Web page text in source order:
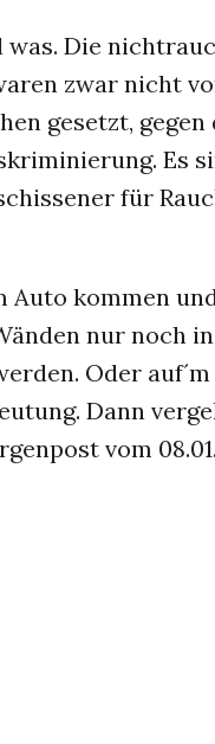
was. Die
zwar nicht
gesetzt, gegen
Es
für
Auto kommen
nur noch
Oder
Dann
vom